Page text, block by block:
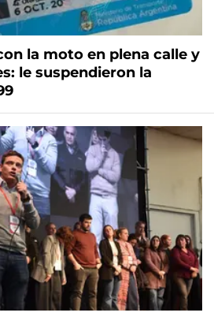
la moto en plena calle y
le suspendieron la